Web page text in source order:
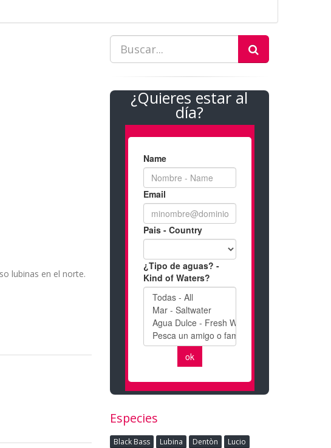
lubinas en el norte.
¿Quieres estar al
día?
Especies
Black Bass Lubina Dentòn
Lucio